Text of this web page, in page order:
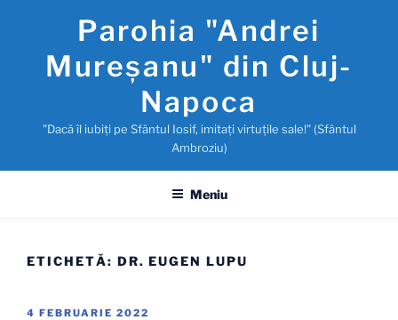
conținut
Parohia "Andrei
Mureşanu" din Cluj-
Napoca
"Dacă îl iubiţi pe Sfântul Iosif, imitaţi virtuţile sale!" (Sfântul
Ambroziu)
Meniu
ETICHETĂ: DR. EUGEN LUPU
PUBLICAT
4 FEBRUARIE 2022